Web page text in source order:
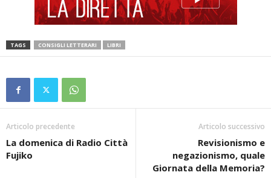
TAGS CONSIGLI LETTERARI LIBRI
Articolo precedente
La domenica di Radio Città
Fujiko
Articolo successivo
Revisionismo e
negazionismo, quale
Giornata della Memoria?